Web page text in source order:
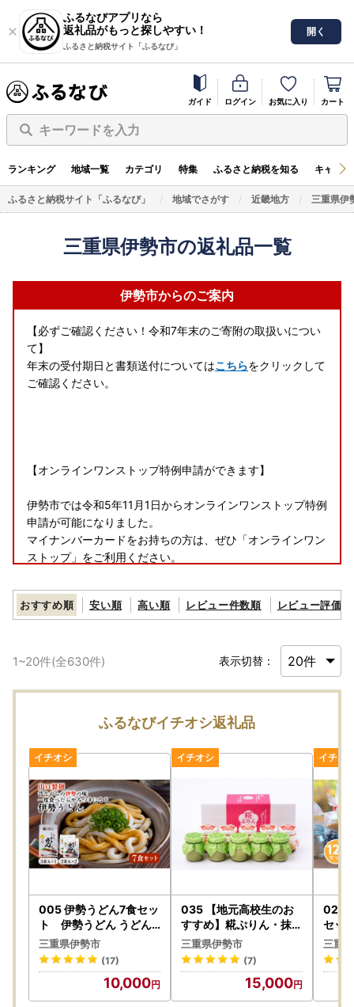
ふるなびアプリなら
返礼品がもっと探しやすい！
ふるさと納税サイト「ふるなび」
開く
ガイド ログイン お気に入り カート
キーワードを入力
ランキング 地域一覧 カテゴリ 特集 ふるさと納税を知る キャン
ふるさと納税サイト「ふるなび」 地域でさがす 近畿地方 三重県伊
三重県伊勢市の返礼品一覧
伊勢市からのご案内
【必ずご確認ください！令和7年末のご寄附の取扱いについ
て】
年末の受付期日と書類送付についてはこちらをクリックして
ご確認ください。
【オンラインワンストップ特例申請ができます】
伊勢市では令和5年11月1日からオンラインワンストップ特例
申請が可能になりました。
マイナンバーカードをお持ちの方は、ぜひ「オンラインワン
ストップ」をご利用ください。
https://mypg.jp/
https://youtu.be/9efFmbWC5hw
～オンラインワンストップに関するお問合せ先～
下記フォームよりお問合せください。
https://mypg.jp/contact/
【返礼品の配送に関するお問い合わせ先について※ふるなび
トラベルを除く】
委託事業者：株式会社パンクチュアル 伊勢営業所
メールアドレス：ise@furusato-supports.com
電話番号：050-1740-8168
【お知らせ】
伊勢市内在住の方からのご寄附に対しては、返礼品を送付い
たしておりませんので、ご了承ください。
おすすめ順 安い順 高い順 レビュー件数順 レビュー評価順
1~20件(全630件) 表示切替：
ふるなびイチオシ返礼品
005 伊勢うどん7食セッ
ト 伊勢うどん うどん
伊勢 伊勢市 １００年フ
ード 伝統 食文化 通販 介
護食 離乳食
三重県伊勢市
(17)
10,000
035 【地元高校生のお
すすめ】糀ぷりん・抹茶
ラテ糀ぷりん 10個詰
合せ プリン デザート
スイーツ 瓶入りプリン
お菓子 洋菓子 カラメル
伊勢 伊勢志摩 伊勢市 ギ
三重県伊勢市
(7)
15,000
023
セッ
カッ
ア
伊勢
三重